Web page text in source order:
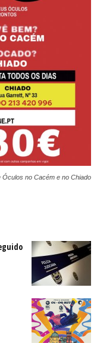
Óculos no Cacém e no Chiado